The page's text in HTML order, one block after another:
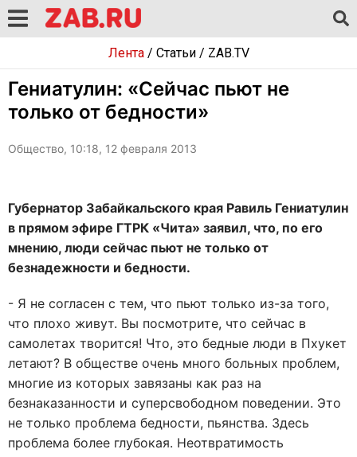
Лента/ Статьи/ ZAB.TV
Гениатулин: «Сейчас пьют не
только от бедности»
Общество, 10:18, 12 февраля 2013
Губернатор Забайкальского края Равиль Гениатулин
в прямом эфире ГТРК «Чита» заявил, что, по его
мнению, люди сейчас пьют не только от
безнадежности и бедности.
- Я не согласен с тем, что пьют только из-за того,
что плохо живут. Вы посмотрите, что сейчас в
самолетах творится! Что, это бедные люди в Пхукет
летают? В обществе очень много больных проблем,
многие из которых завязаны как раз на
безнаказанности и суперсвободном поведении. Это
не только проблема бедности, пьянства. Здесь
проблема более глубокая. Неотвратимость